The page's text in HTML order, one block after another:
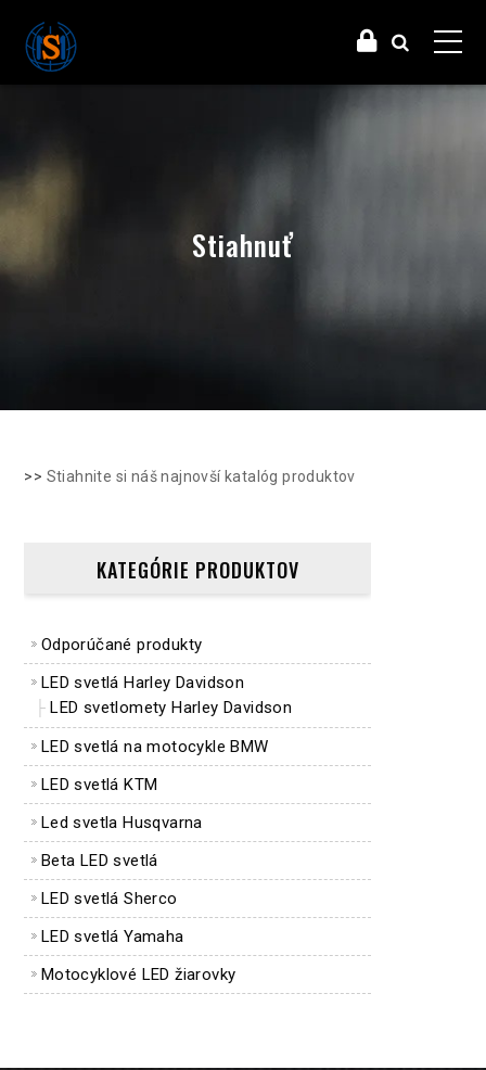
Stiahnuť
>> Stiahnite si náš najnovší katalóg produktov
KATEGÓRIE PRODUKTOV
Odporúčané produkty
LED svetlá Harley Davidson
LED svetlomety Harley Davidson
LED svetlá na motocykle BMW
LED svetlá KTM
Led svetla Husqvarna
Beta LED svetlá
LED svetlá Sherco
LED svetlá Yamaha
Motocyklové LED žiarovky